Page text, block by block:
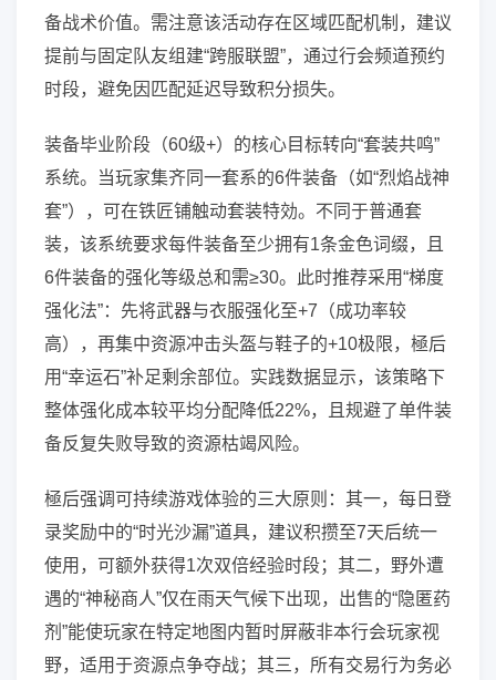
备战术价值。需注意该活动存在区域匹配机制，建议
提前与固定队友组建“跨服联盟”，通过行会频道预约
时段，避免因匹配延迟导致积分损失。
装备毕业阶段（60级+）的核心目标转向“套装共鸣”
系统。当玩家集齐同一套系的6件装备（如“烈焰战神
套”），可在铁匠铺触动套装特効。不同于普通套
装，该系统要求每件装备至少拥有1条金色词缀，且
6件装备的强化等级总和需≥30。此时推荐采用“梯度
强化法”：先将武器与衣服强化至+7（成功率较
高），再集中资源冲击头盔与鞋子的+10极限，極后
用“幸运石”补足剩余部位。实践数据显示，该策略下
整体强化成本较平均分配降低22%，且规避了单件装
备反复失败导致的资源枯竭风险。
極后强调可持续游戏体验的三大原则：其一，每日登
录奖励中的“时光沙漏”道具，建议积攒至7天后统一
使用，可额外获得1次双倍经验时段；其二，野外遭
遇的“神秘商人”仅在雨天气候下出现，出售的“隐匿药
剂”能使玩家在特定地图内暂时屏蔽非本行会玩家视
野，适用于资源点争夺战；其三，所有交易行为务必